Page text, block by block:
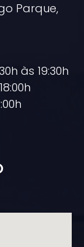
Parque,
às 19:30h